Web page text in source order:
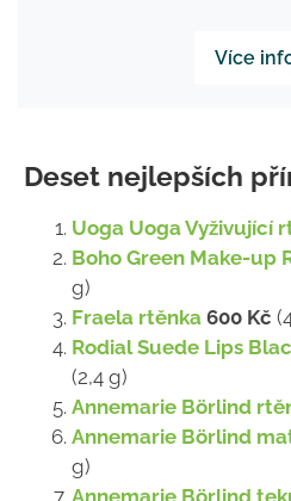
Více
Deset nejlepších
Uoga Uoga Vyživující
Boho Green Make-up
g)
Fraela rtěnka 600 Kč
Rodial Suede Lips
(2,4 g)
Annemarie Börlind
Annemarie Börlind
g)
Annemarie Börlind